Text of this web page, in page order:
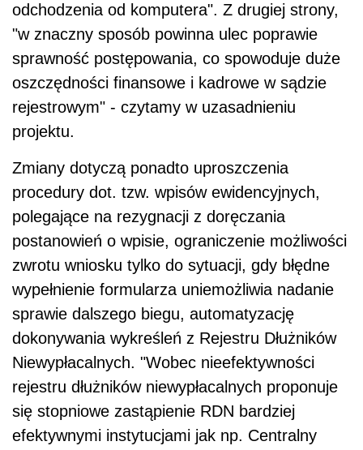
odchodzenia od komputera". Z drugiej strony,
"w znaczny sposób powinna ulec poprawie
sprawność postępowania, co spowoduje duże
oszczędności finansowe i kadrowe w sądzie
rejestrowym" - czytamy w uzasadnieniu
projektu.
Zmiany dotyczą ponadto uproszczenia
procedury dot. tzw. wpisów ewidencyjnych,
polegające na rezygnacji z doręczania
postanowień o wpisie, ograniczenie możliwości
zwrotu wniosku tylko do sytuacji, gdy błędne
wypełnienie formularza uniemożliwia nadanie
sprawie dalszego biegu, automatyzację
dokonywania wykreśleń z Rejestru Dłużników
Niewypłacalnych. "Wobec nieefektywności
rejestru dłużników niewypłacalnych proponuje
się stopniowe zastąpienie RDN bardziej
efektywnymi instytucjami jak np. Centralny